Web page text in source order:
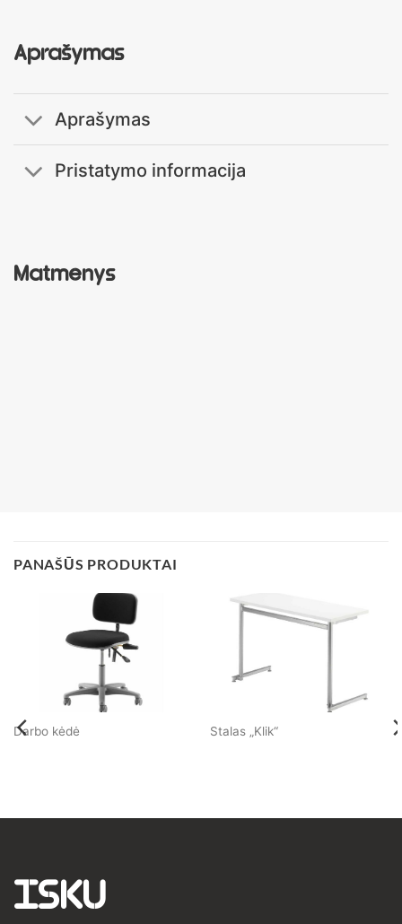
Matmenys
Aprašymas
Aprašymas
Pristatymo informacija
PANAŠŪS PRODUKTAI
Darbo kėdė Stalas „Klik“
ISKU